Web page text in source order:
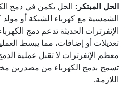
الحل المبتكر: الحل يكمن في دمج
الشمسية مع كهرباء الشبكة أو
الإنفرترات الحديثة تدعم دمج
تعديلات أو إضافات، مما يبسط
معظم الإنفرترات لا تقبل عملية
تسمح بدمج الكهرباء من مصدرين
اللازمة.